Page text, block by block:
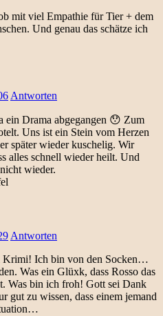
mit viel Empathie für Tier + dem
Und genau das schätze ich
Antworten
ein Drama abgegangen 😯 Zum
Uns ist ein Stein vom Herzen
später wieder kuschelig. Wir
alles schnell wieder heilt. Und
wieder.
Antworten
Krimi! Ich bin von den Socken…
Was ein Glüxk, dass Rosso das
Was bin ich froh! Gott sei Dank
gut zu wissen, dass einem jemand